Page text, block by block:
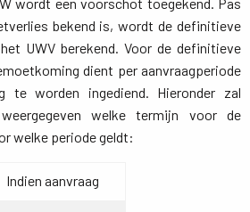
bekend is, wordt de definitieve
UWV berekend. Voor de definitieve
dient per aanvraagperiode
te worden ingediend. Hieronder zal
welke termijn voor de
welke periode geldt:
Indien aanvraag